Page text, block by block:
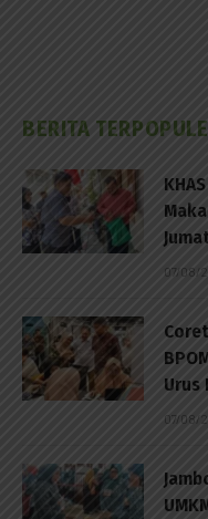
BERITA
07/08/
Urus
07/08/